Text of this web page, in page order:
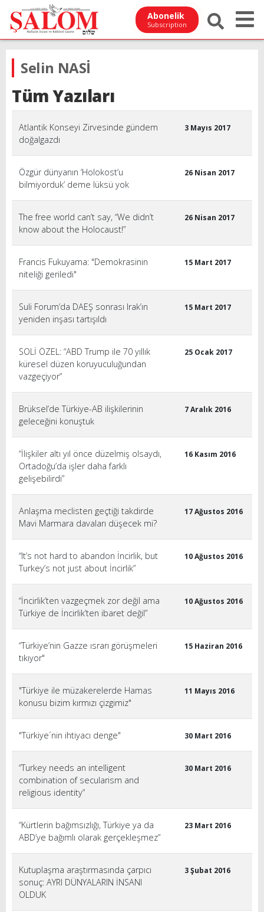
Abonelik
Subscription
Selin NASİ
Tüm Yazıları
Atlantik Konseyi Zirvesinde gündem
doğalgazdı
3 Mayıs 2017
Özgür dünyanın ‘Holokost’u
bilmiyorduk’ deme lüksü yok
26 Nisan 2017
The free world can’t say, “We didn’t
know about the Holocaust!”
26 Nisan 2017
Francis Fukuyama: "Demokrasinin
niteliği geriledi"
15 Mart 2017
Suli Forum’da DAEŞ sonrası Irak’ın
yeniden inşası tartışıldı
15 Mart 2017
SOLİ ÖZEL: “ABD Trump ile 70 yıllık
küresel düzen koruyuculuğundan
vazgeçiyor”
25 Ocak 2017
Brüksel’de Türkiye-AB ilişkilerinin
geleceğini konuştuk
7 Aralık 2016
“İlişkiler altı yıl önce düzelmiş olsaydı,
Ortadoğu’da işler daha farklı
gelişebilirdi”
16 Kasım 2016
Anlaşma meclisten geçtiği takdirde
Mavi Marmara davaları düşecek mi?
17 Ağustos 2016
“It’s not hard to abandon İncirlik, but
Turkey’s not just about İncirlik”
10 Ağustos 2016
“İncirlik’ten vazgeçmek zor değil ama
Türkiye de İncirlik’ten ibaret değil”
10 Ağustos 2016
“Türkiye’nin Gazze ısrarı görüşmeleri
tıkıyor"
15 Haziran 2016
"Türkiye ile müzakerelerde Hamas
konusu bizim kırmızı çizgimiz"
11 Mayıs 2016
"Türkiye´nin ihtiyacı denge" 30 Mart 2016
“Turkey needs an intelligent
combination of secularism and
religious identity”
30 Mart 2016
“Kürtlerin bağımsızlığı, Türkiye ya da
ABD’ye bağımlı olarak gerçekleşmez”
23 Mart 2016
Kutuplaşma araştırmasında çarpıcı
sonuç: AYRI DÜNYALARIN İNSANI
OLDUK
3 Şubat 2016